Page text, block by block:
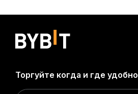
Торгуйте когда и где удобно